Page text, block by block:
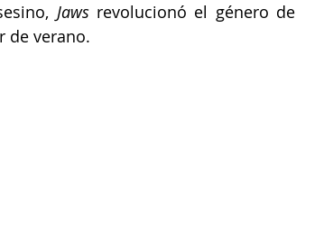
Jaws revolucionó el género de
de verano.